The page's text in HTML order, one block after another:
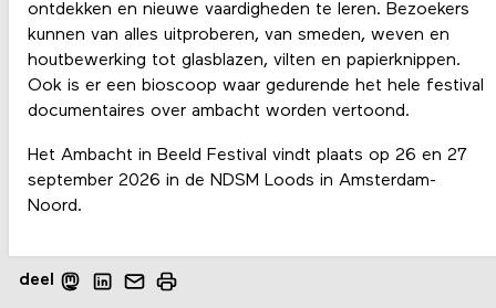
ontdekken en nieuwe vaardigheden te leren. Bezoekers
kunnen van alles uitproberen, van smeden, weven en
houtbewerking tot glasblazen, vilten en papierknippen.
Ook is er een bioscoop waar gedurende het hele festival
documentaires over ambacht worden vertoond.
Het Ambacht in Beeld Festival vindt plaats op 26 en 27
september 2026 in de NDSM Loods in Amsterdam-
Noord.
deel